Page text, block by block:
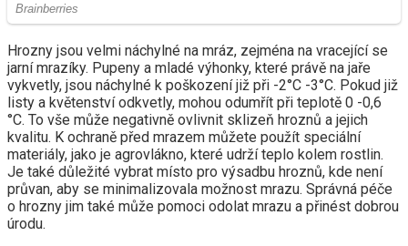
Hrozny jsou velmi náchylné na mráz, zejména na vracející se
jarní mrazíky. Pupeny a mladé výhonky, které právě na jaře
vykvetly, jsou náchylné k poškození již při -2°C -3°C. Pokud již
listy a květenství odkvetly, mohou odumřít při teplotě 0 -0,6
°C. To vše může negativně ovlivnit sklizeň hroznů a jejich
kvalitu. K ochraně před mrazem můžete použít speciální
materiály, jako je agrovlákno, které udrží teplo kolem rostlin.
Je také důležité vybrat místo pro výsadbu hroznů, kde není
průvan, aby se minimalizovala možnost mrazu. Správná péče
o hrozny jim také může pomoci odolat mrazu a přinést dobrou
úrodu.